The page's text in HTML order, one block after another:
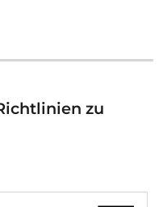
zu